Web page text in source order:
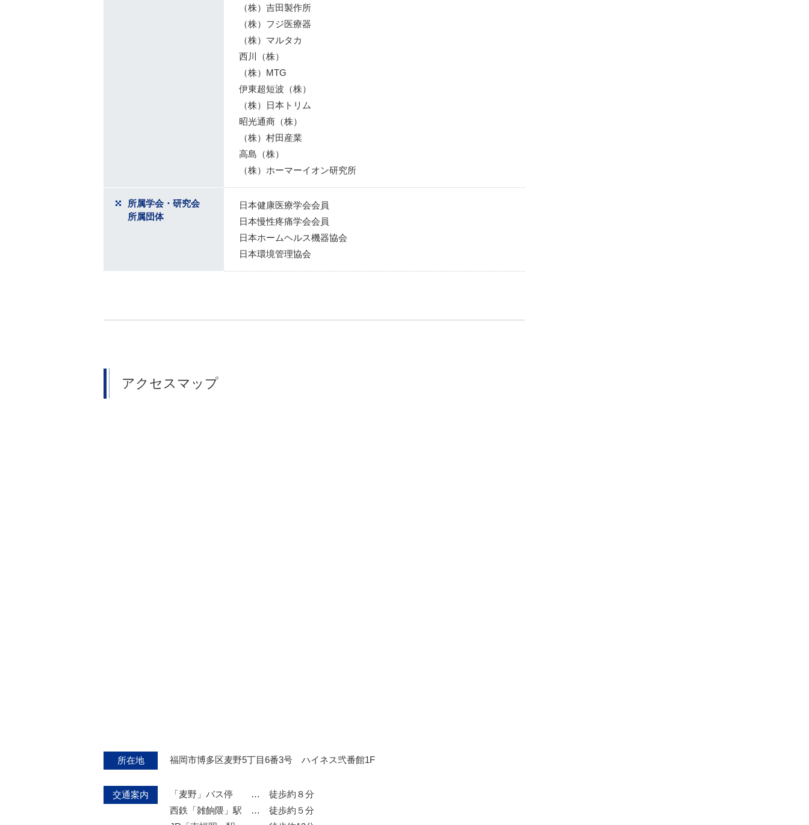
（株）吉田製作所
（株）フジ医療器
（株）マルタカ
西川（株）
（株）MTG
伊東超短波（株）
（株）日本トリム
昭光通商（株）
（株）村田産業
高島（株）
（株）ホーマーイオン研究所
所属学会・研究会
所属団体
日本健康医療学会会員
日本慢性疼痛学会会員
日本ホームヘルス機器協会
日本環境管理協会
アクセスマップ
所在地 福岡市博多区麦野5丁目6番3号 ハイネス弐番館1F
交通案内 「麦野」バス停
… 徒歩約８分
西鉄「雑餉隈」駅
… 徒歩約５分